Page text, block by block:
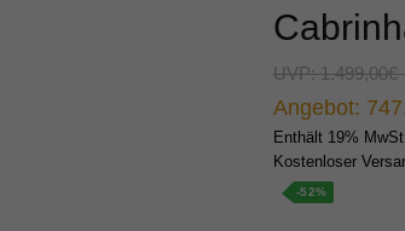
UVP:1.499,00€
Angebot:
Enthält 19% MwSt.
Kostenloser
-52%